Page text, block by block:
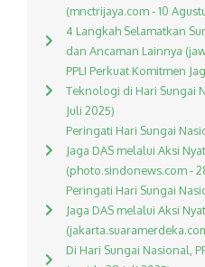
(mnctrijaya.com - 10
4 Langkah Selamatkan
dan Ancaman Lainnya
PPLI Perkuat Komitmen
Teknologi di Hari Sungai
Juli 2025)
Peringati Hari Sungai
Jaga DAS melalui Aksi
(photo.sindonews.com -
Peringati Hari Sungai
Jaga DAS melalui Aksi
Di Hari Sungai Nasional,